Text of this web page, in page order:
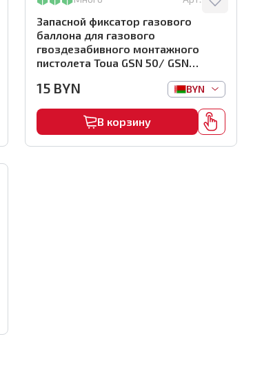
Запасной фиксатор газового
баллона для газового
гвоздезабивного монтажного
пистолета Toua GSN 50/ GSN
15 BYN BYN
В корзину